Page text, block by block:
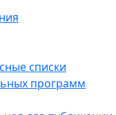
списки
программ